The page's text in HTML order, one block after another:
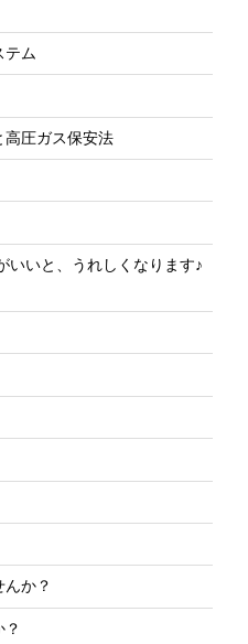
テム
高圧ガス保安法
いいと、うれしくなります♪
か？